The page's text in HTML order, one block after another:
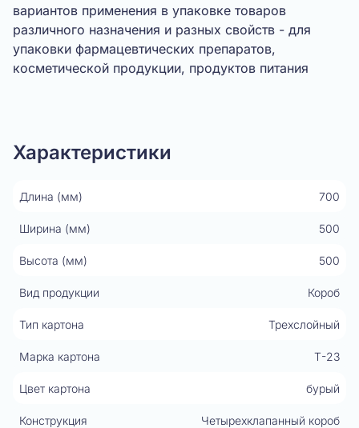
вариантов применения в упаковке товаров
различного назначения и разных свойств - для
упаковки фармацевтических препаратов,
косметической продукции, продуктов питания
Характеристики
Длина (мм) 700
Ширина (мм) 500
Высота (мм) 500
Вид продукции Короб
Тип картона Трехслойный
Марка картона Т-23
Цвет картона бурый
Конструкция Четырехклапанный короб